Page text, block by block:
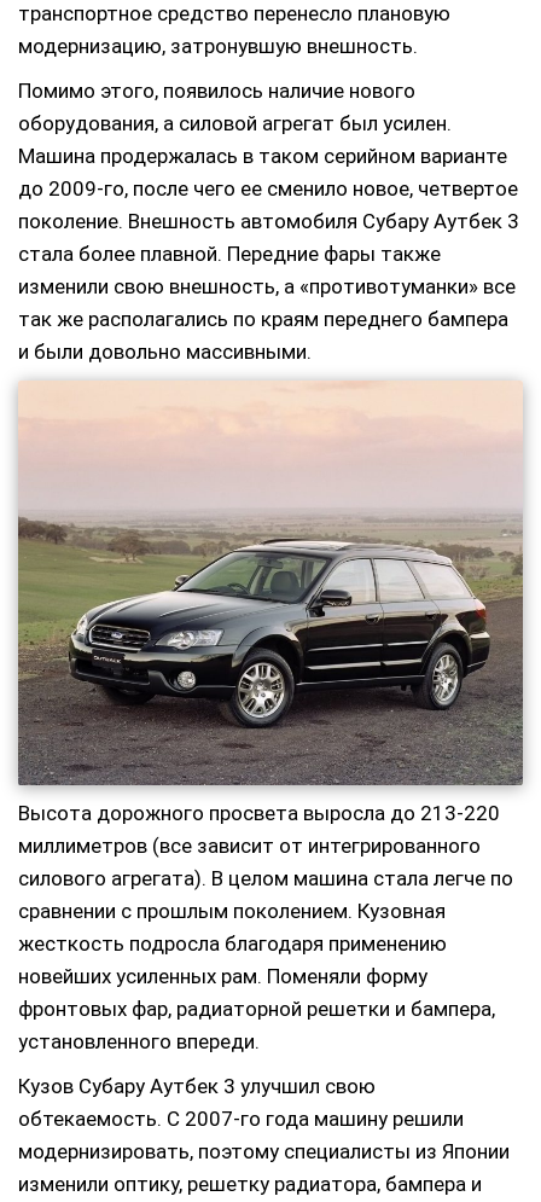
транспортное средство перенесло плановую
модернизацию, затронувшую внешность.
Помимо этого, появилось наличие нового
оборудования, а силовой агрегат был усилен.
Машина продержалась в таком серийном варианте
до 2009-го, после чего ее сменило новое, четвертое
поколение. Внешность автомобиля Субару Аутбек 3
стала более плавной. Передние фары также
изменили свою внешность, а «противотуманки» все
так же располагались по краям переднего бампера
и были довольно массивными.
Высота дорожного просвета выросла до 213-220
миллиметров (все зависит от интегрированного
силового агрегата). В целом машина стала легче по
сравнении с прошлым поколением. Кузовная
жесткость подросла благодаря применению
новейших усиленных рам. Поменяли форму
фронтовых фар, радиаторной решетки и бампера,
установленного впереди.
Кузов Субару Аутбек 3 улучшил свою
обтекаемость. С 2007-го года машину решили
модернизировать, поэтому специалисты из Японии
изменили оптику, решетку радиатора, бампера и